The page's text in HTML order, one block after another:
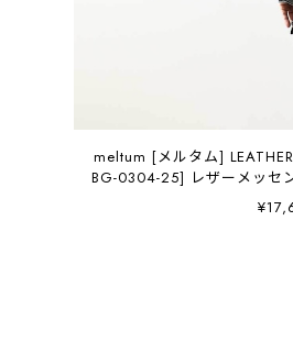
meltum [メルタム] LEATHER
BG-0304-25] レザーメッセ
バッグ・合皮・キレイめ
MEN'S /